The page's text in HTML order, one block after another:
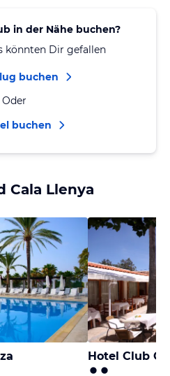
in der Nähe buchen?
könnten Dir gefallen
buchen
Oder
buchen
Cala Llenya
Hotel Club